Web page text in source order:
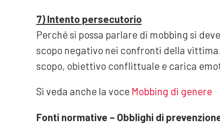
7) Intento persecutorio
Perché si possa parlare di mobbing si
scopo negativo nei confronti della
scopo, obiettivo conflittuale e carica
Si veda anche la voce Mobbing di genere
Fonti normative – Obblighi di